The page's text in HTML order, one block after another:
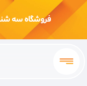
فروشگاه سه شنبه مورخ 05/